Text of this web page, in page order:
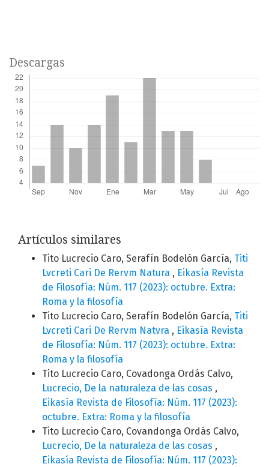
Descargas
Artículos similares
Tito Lucrecio Caro, Serafín Bodelón García, Titi
Lvcreti Cari De Rervm Natura , Eikasía Revista
de Filosofía: Núm. 117 (2023): octubre. Extra:
Roma y la filosofía
Tito Lucrecio Caro, Serafín Bodelón García, Titi
Lvcreti Cari De Rervm Natvra , Eikasía Revista
de Filosofía: Núm. 117 (2023): octubre. Extra:
Roma y la filosofía
Tito Lucrecio Caro, Covadonga Ordás Calvo,
Lucrecio, De la naturaleza de las cosas ,
Eikasía Revista de Filosofía: Núm. 117 (2023):
octubre. Extra: Roma y la filosofía
Tito Lucrecio Caro, Covandonga Ordás Calvo,
Lucrecio, De la naturaleza de las cosas ,
Eikasía Revista de Filosofía: Núm. 117 (2023):